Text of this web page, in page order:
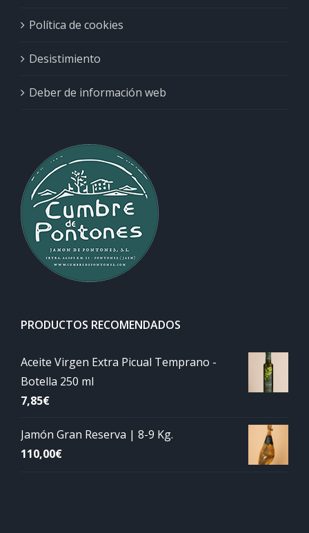
Política de cookies
Desistimiento
Deber de información web
PRODUCTOS RECOMENDADOS
Aceite Virgen Extra Picual Temprano -
Botella 250 ml
7,85€
Jamón Gran Reserva | 8-9 Kg.
110,00€